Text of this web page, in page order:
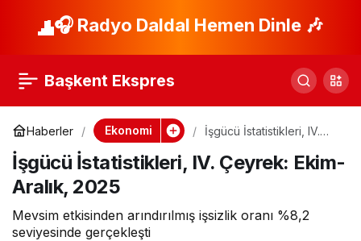
🎧 Radyo Daldal Hemen Dinle 🎶
Başkent Ekspres
Haberler Ekonomi
İşgücü İstatistikleri, IV.
İşgücü İstatistikleri, IV. Çeyrek: Ekim-
Aralık, 2025
Mevsim etkisinden arındırılmış işsizlik oranı %8,2
seviyesinde gerçekleşti
Fenerbahçe ve
Bankacılık
Paylaş